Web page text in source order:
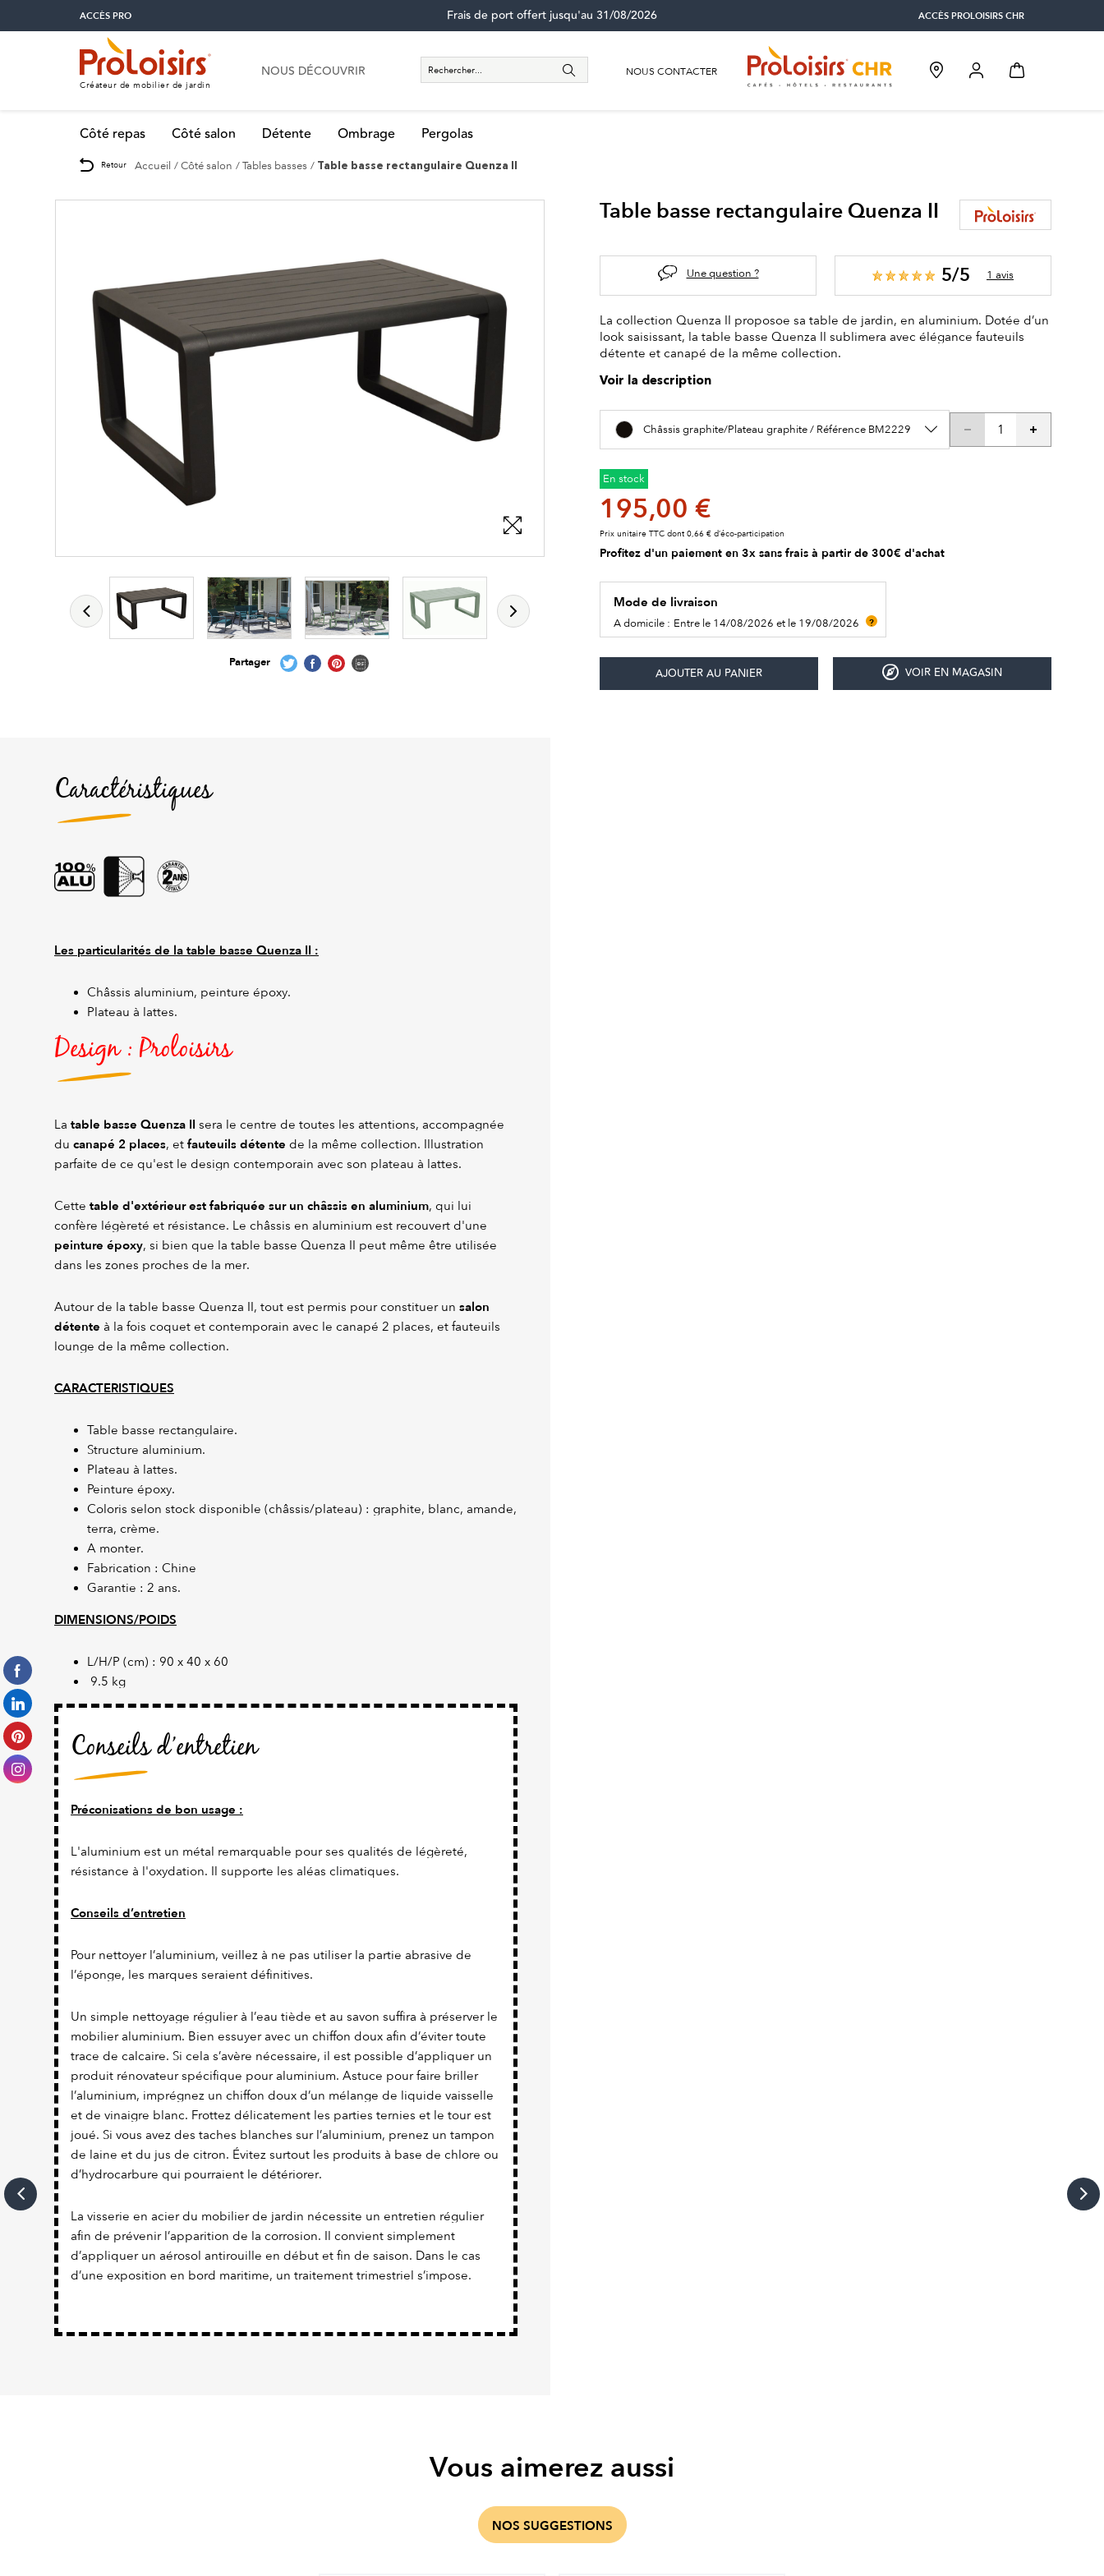
ACCÈS PRO ACCÈS PROLOISIRS CHR
Frais de port offert jusqu'au 31/08/2026
Créateur de mobilier de jardin
NOUS DÉCOUVRIR NOUS CONTACTER
Côté repas Côté salon Détente Ombrage Pergolas
Retour Accueil Côté salon Tables basses Table basse rectangulaire Quenza II
Partager
Caractéristiques
Les particularités de la table basse Quenza II :
Châssis aluminium, peinture époxy.
Plateau à lattes.
Design : Proloisirs
La table basse Quenza II sera le centre de toutes les attentions, accompagnée
du canapé 2 places, et fauteuils détente de la même collection. Illustration
parfaite de ce qu'est le design contemporain avec son plateau à lattes.
Cette table d'extérieur est fabriquée sur un châssis en aluminium, qui lui
confère légèreté et résistance. Le châssis en aluminium est recouvert d'une
peinture époxy, si bien que la table basse Quenza II peut même être utilisée
dans les zones proches de la mer.
Autour de la table basse Quenza II, tout est permis pour constituer un salon
détente à la fois coquet et contemporain avec le canapé 2 places, et fauteuils
lounge de la même collection.
CARACTERISTIQUES
Table basse rectangulaire.
Structure aluminium.
Plateau à lattes.
Peinture époxy.
Coloris selon stock disponible (châssis/plateau) : graphite, blanc, amande,
terra, crème.
A monter.
Fabrication : Chine
Garantie : 2 ans.
DIMENSIONS/POIDS
L/H/P (cm) : 90 x 40 x 60
9.5 kg
Conseils d’entretien
Préconisations de bon usage :
L'aluminium est un métal remarquable pour ses qualités de légèreté,
résistance à l'oxydation. Il supporte les aléas climatiques.
Conseils d’entretien
Pour nettoyer l’aluminium, veillez à ne pas utiliser la partie abrasive de
l’éponge, les marques seraient définitives.
Un simple nettoyage régulier à l’eau tiède et au savon suffira à préserver le
mobilier aluminium. Bien essuyer avec un chiffon doux afin d’éviter toute
trace de calcaire. Si cela s’avère nécessaire, il est possible d’appliquer un
produit rénovateur spécifique pour aluminium. Astuce pour faire briller
l’aluminium, imprégnez un chiffon doux d’un mélange de liquide vaisselle
et de vinaigre blanc. Frottez délicatement les parties ternies et le tour est
joué. Si vous avez des taches blanches sur l’aluminium, prenez un tampon
de laine et du jus de citron. Évitez surtout les produits à base de chlore ou
d’hydrocarbure qui pourraient le détériorer.
La visserie en acier du mobilier de jardin nécessite un entretien régulier
afin de prévenir l’apparition de la corrosion. Il convient simplement
d’appliquer un aérosol antirouille en début et fin de saison. Dans le cas
d’une exposition en bord maritime, un traitement trimestriel s’impose.
Table basse rectangulaire Quenza II
Une question ? 5/5 1 avis
La collection Quenza II proposoe sa table de jardin, en aluminium. Dotée d’un
look saisissant, la table basse Quenza II sublimera avec élégance fauteuils
détente et canapé de la même collection.
Voir la description
Châssis graphite/Plateau graphite / Référence BM2229
En stock
195,00 €
Prix unitaire TTC dont 0,66 € d’éco-participation
Profitez d'un paiement en 3x sans frais à partir de 300€ d'achat
Mode de livraison
A domicile : Entre le 14/08/2026 et le 19/08/2026 ?
VOIR EN MAGASIN
Vous aimerez aussi
NOS SUGGESTIONS